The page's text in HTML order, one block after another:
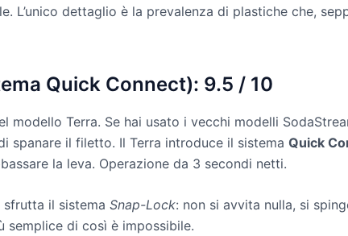
L’unico dettaglio è la prevalenza di plastiche che,
Quick Connect): 9.5 / 10
modello Terra. Se hai usato i vecchi modelli
spanare il filetto. Il Terra introduce il sistema Quick
la leva. Operazione da 3 secondi netti.
sfrutta il sistema Snap-Lock: non si avvita nulla, si
semplice di così è impossibile.